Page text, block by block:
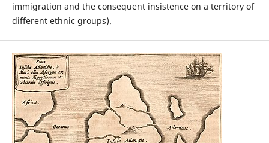
immigration and the consequent insistence on a territory of
different ethnic groups).